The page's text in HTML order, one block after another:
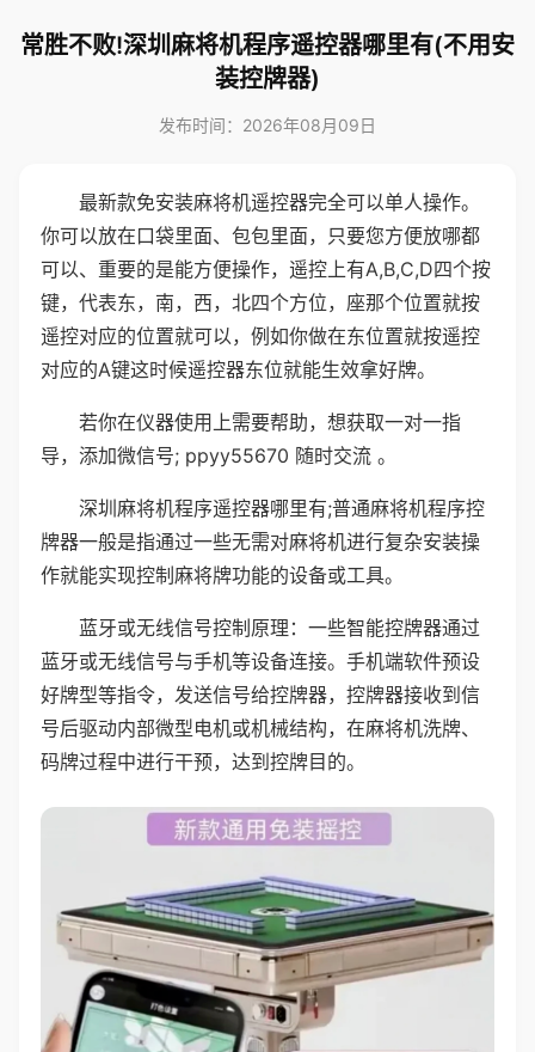
常胜不败!深圳麻将机程序遥控器哪里有(不用安
装控牌器)
发布时间：2026年08月09日
最新款免安装麻将机遥控器完全可以单人操作。
你可以放在口袋里面、包包里面，只要您方便放哪都
可以、重要的是能方便操作，遥控上有A,B,C,D四个按
键，代表东，南，西，北四个方位，座那个位置就按
遥控对应的位置就可以，例如你做在东位置就按遥控
对应的A键这时候遥控器东位就能生效拿好牌。
若你在仪器使用上需要帮助，想获取一对一指
导，添加微信号; ppyy55670 随时交流 。
深圳麻将机程序遥控器哪里有;普通麻将机程序控
牌器一般是指通过一些无需对麻将机进行复杂安装操
作就能实现控制麻将牌功能的设备或工具。
蓝牙或无线信号控制原理：一些智能控牌器通过
蓝牙或无线信号与手机等设备连接。手机端软件预设
好牌型等指令，发送信号给控牌器，控牌器接收到信
号后驱动内部微型电机或机械结构，在麻将机洗牌、
码牌过程中进行干预，达到控牌目的。